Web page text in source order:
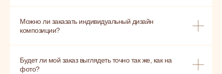
Можно ли заказать индивидуальный дизайн
композиции?
Будет ли мой заказ выглядеть точно так же, как на
фото?